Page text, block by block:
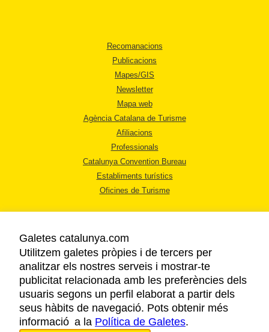
Recomanacions
Publicacions
Mapes/GIS
Newsletter
Mapa web
Agència Catalana de Turisme
Afiliacions
Professionals
Catalunya Convention Bureau
Establiments turístics
Oficines de Turisme
AVÍS LEGAL
POLÍTICA DE PRIVACITAT
COOKIES
ACCESSIBILITAT
Galetes catalunya.com
Utilitzem galetes pròpies i de tercers per
analitzar els nostres serveis i mostrar-te
publicitat relacionada amb les preferències dels
usuaris segons un perfil elaborat a partir dels
seus hàbits de navegació. Pots obtenir més
informació a la Política de Galetes.